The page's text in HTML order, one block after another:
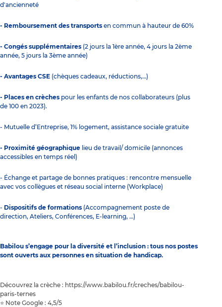
d'ancienneté
- Remboursement des transports en commun à hauteur de 60%
- Congés supplémentaires (2 jours la 1ère année, 4 jours la 2ème
année, 5 jours la 3ème année)
- Avantages CSE (chèques cadeaux, réductions,…)
- Places en crèches pour les enfants de nos collaborateurs (plus
de 100 en 2023).
- Mutuelle d’Entreprise, 1% logement, assistance sociale gratuite
- Proximité géographique lieu de travail/ domicile (annonces
accessibles en temps réel)
- Échange et partage de bonnes pratiques : rencontre mensuelle
avec vos collègues et réseau social interne (Workplace)
- Dispositifs de formations (Accompagnement poste de
direction, Ateliers, Conférences, E-learning, …)
Babilou s’engage pour la diversité et l’inclusion : tous nos postes
sont ouverts aux personnes en situation de handicap.
Découvrez la crèche : https://www.babilou.fr/creches/babilou-
paris-ternes
⭐ Note Google : 4,5/5